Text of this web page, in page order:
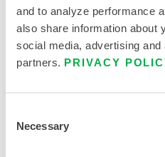
and to analyze performance
also share information about
social media, advertising and
partners. PRIVACY
Selection
Necessary
产品